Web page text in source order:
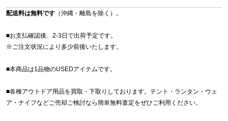
配送料は無料です （沖縄・離島を除く）。
■お支払確認後、2-3日で出荷予定です。
※ご注文状況により多少前後いたします。
■本商品は1品物のUSEDアイテムです。
■各種アウトドア用品を買取・下取りしております。テント・ランタン・ウェ
ア・ナイフなどご売却ご検討なら簡単無料査定をぜひご利用ください。